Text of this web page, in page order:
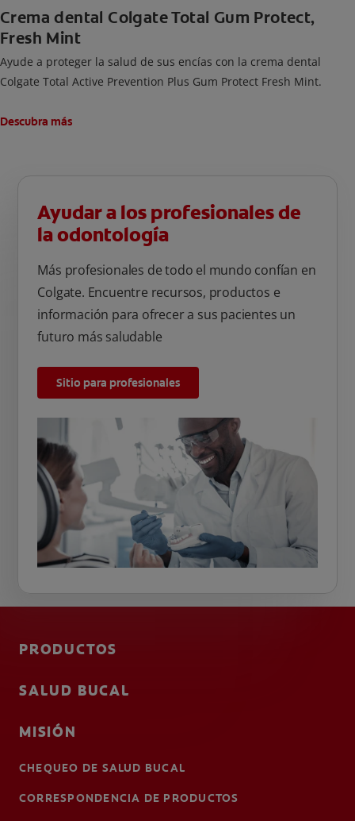
Crema dental Colgate Total Gum Protect,
Fresh Mint
Ayude a proteger la salud de sus encías con la crema dental
Colgate Total Active Prevention Plus Gum Protect Fresh Mint.
Descubra más
Ayudar a los profesionales de
la odontología
Más profesionales de todo el mundo confían en
Colgate. Encuentre recursos, productos e
información para ofrecer a sus pacientes un
futuro más saludable
Sitio para profesionales
PRODUCTOS
SALUD BUCAL
MISIÓN
CHEQUEO DE SALUD BUCAL
CORRESPONDENCIA DE PRODUCTOS